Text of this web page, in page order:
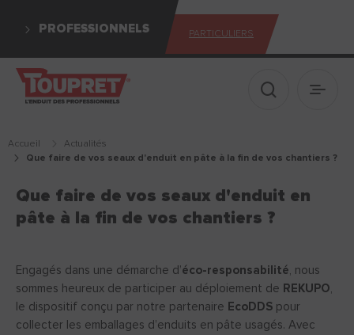
PROFESSIONNELS PARTICULIERS
Afficher le
Accueil
actualités
que faire de vos seaux d'enduit en pâte à la fin de vos chantiers ?
Que faire de vos seaux d'enduit en
pâte à la fin de vos chantiers ?
Engagés dans une démarche d’éco-responsabilité, nous
sommes heureux de participer au déploiement de REKUPO,
le dispositif conçu par notre partenaire EcoDDS pour
collecter les emballages d’enduits en pâte usagés. Avec